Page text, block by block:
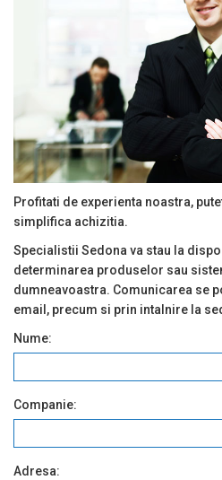
Profitati de experienta noastra,
simplifica achizitia.
Specialistii Sedona va stau la
determinarea produselor sau
dumneavoastra. Comunicarea se
email, precum si prin intalnire la
Nume:
Companie:
Adresa: